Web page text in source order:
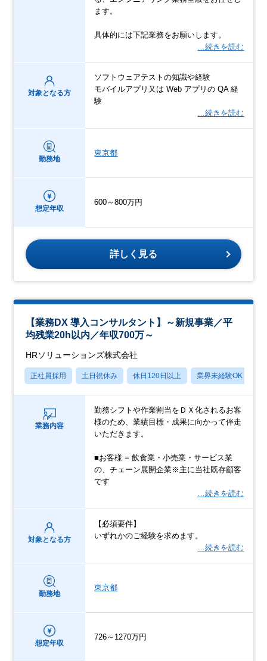
ます。
具体的には下記業務をお願いします。
…続きを読む
対象となる方
ソフトウェアテストの知識や経験
モバイルアプリ又は Web アプリの QA 経
験
…続きを読む
勤務地
東京都
想定年収
600～800万円
詳しく見る
【業務DX 導入コンサルタント】～新規事業／平
均残業20h以内／年収700万～
HRソリューションズ株式会社
正社員採用 土日祝休み 休日120日以上 業界未経験OK
業務内容
勤務シフトや作業割当をＤＸ化されるお客
様のため、業績目標・成果に向かって伴走
いただきます。
■お客様 = 飲食業・小売業・サービス業
の、チェーン展開企業※主に当社既存顧客
です
…続きを読む
対象となる方
【必須要件】
いずれかのご経験を求めます。
…続きを読む
勤務地
東京都
想定年収
726～1270万円